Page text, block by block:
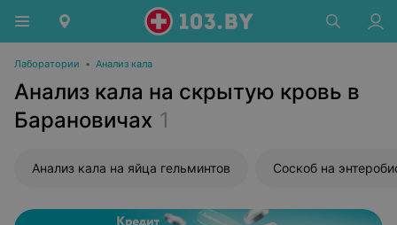
Лаборатории • Анализ кала
Анализ кала на скрытую кровь в
Барановичах 1
Анализ кала на яйца гельминтов Соскоб на